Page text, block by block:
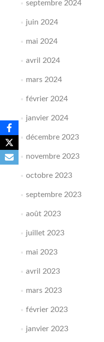
septembre 2024
juin 2024
mai 2024
avril 2024
mars 2024
février 2024
janvier 2024
décembre 2023
novembre 2023
octobre 2023
septembre 2023
août 2023
juillet 2023
mai 2023
avril 2023
mars 2023
février 2023
janvier 2023